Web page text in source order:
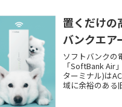
置くだけ
バンクエア
ソフトバンクの
「SoftBank Air
ターミナル)は
域に余裕のある